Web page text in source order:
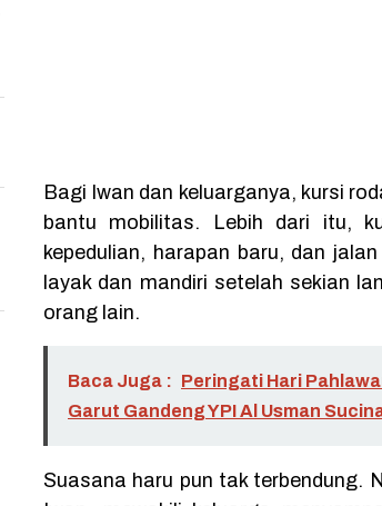
Bagi Iwan dan keluarganya, kursi
bantu mobilitas. Lebih dari itu,
kepedulian, harapan baru, dan
layak dan mandiri setelah sekian
orang lain.
Baca Juga : Peringati Hari
Garut Gandeng YPI Al Usman
Suasana haru pun tak terbendung.